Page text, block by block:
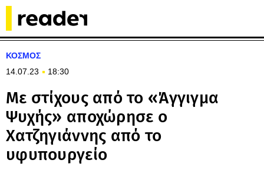
ΚΟΣΜΟΣ
14.07.23
18:30
Με στίχους από το «Άγγιγμα
Ψυχής» αποχώρησε ο
Χατζηγιάννης από το
υφυπουργείο